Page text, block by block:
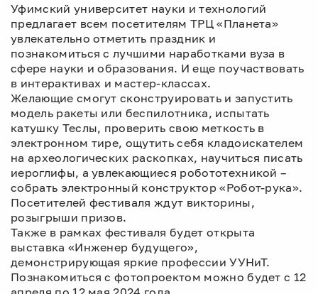
Уфимский университет науки и технологий
предлагает всем посетителям ТРЦ «Планета»
увлекательно отметить праздник и
познакомиться с лучшими наработками вуза в
сфере науки и образования. И еще поучаствовать
в интерактивах и мастер-классах.
Желающие смогут сконструировать и запустить
модель ракеты или беспилотника, испытать
катушку Теслы, проверить свою меткость в
электронном тире, ощутить себя кладоискателем
на археологических раскопках, научиться писать
иероглифы, а увлекающиеся робототехникой –
собрать электронный конструктор «Робот-рука».
Посетителей фестиваля ждут викторины,
розыгрыши призов.
Также в рамках фестиваля будет открыта
выставка «Инженер будущего»,
демонстрирующая яркие профессии УУНиТ.
Познакомиться с фотопроектом можно будет с 12